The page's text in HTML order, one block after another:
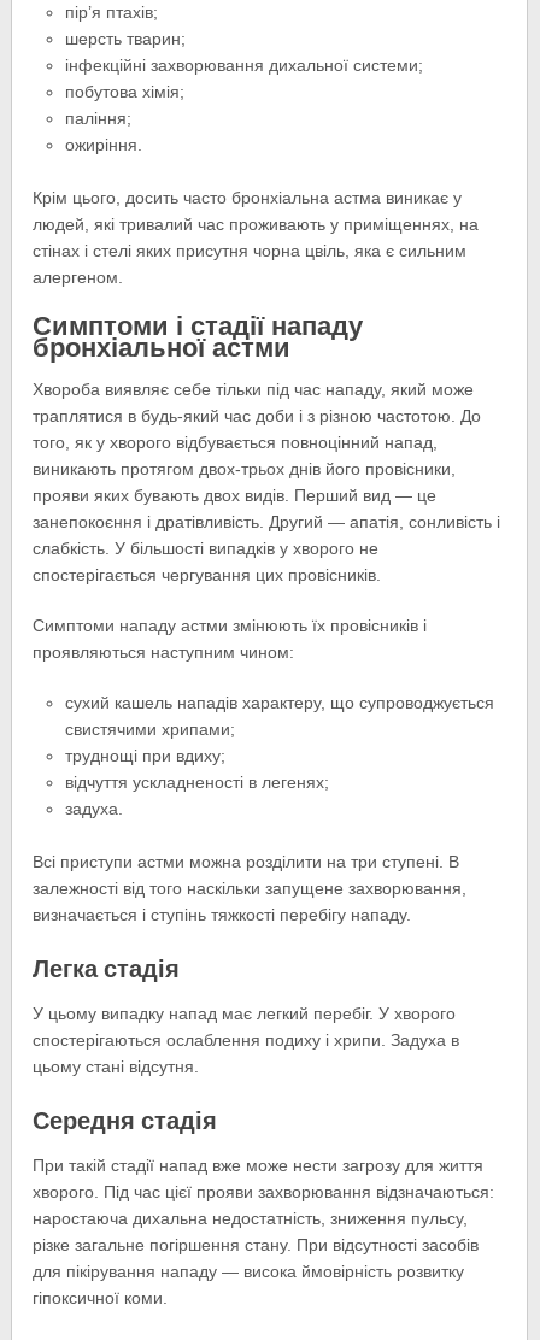
пір’я птахів;
шерсть тварин;
інфекційні захворювання дихальної системи;
побутова хімія;
паління;
ожиріння.
Крім цього, досить часто бронхіальна астма виникає у
людей, які тривалий час проживають у приміщеннях, на
стінах і стелі яких присутня чорна цвіль, яка є сильним
алергеном.
Симптоми і стадії нападу
бронхіальної астми
Хвороба виявляє себе тільки під час нападу, який може
траплятися в будь-який час доби і з різною частотою. До
того, як у хворого відбувається повноцінний напад,
виникають протягом двох-трьох днів його провісники,
прояви яких бувають двох видів. Перший вид — це
занепокоєння і дратівливість. Другий — апатія, сонливість і
слабкість. У більшості випадків у хворого не
спостерігається чергування цих провісників.
Симптоми нападу астми змінюють їх провісників і
проявляються наступним чином:
сухий кашель нападів характеру, що супроводжується
свистячими хрипами;
труднощі при вдиху;
відчуття ускладненості в легенях;
задуха.
Всі приступи астми можна розділити на три ступені. В
залежності від того наскільки запущене захворювання,
визначається і ступінь тяжкості перебігу нападу.
Легка стадія
У цьому випадку напад має легкий перебіг. У хворого
спостерігаються ослаблення подиху і хрипи. Задуха в
цьому стані відсутня.
Середня стадія
При такій стадії напад вже може нести загрозу для життя
хворого. Під час цієї прояви захворювання відзначаються:
наростаюча дихальна недостатність, зниження пульсу,
різке загальне погіршення стану. При відсутності засобів
для пікірування нападу — висока ймовірність розвитку
гіпоксичної коми.